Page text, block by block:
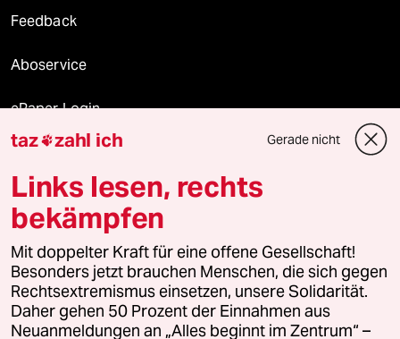
Feedback
Aboservice
ePaper Login
Downloads für Abonnierende
© 2026 taz Verlags und Vertriebs GmbH
Alle Rechte vorbehalten. Bei rechtlichen Fragen oder für Genehmigungen
wenden Sie sich bitte an
lizenzen@taz.de
Feedback Redaktionsstatut Kommune-Richtlinien
taz zahl ich Gerade nicht
Links lesen, rechts
bekämpfen
Mit doppelter Kraft für eine offene Gesellschaft!
Besonders jetzt brauchen Menschen, die sich gegen
Rechtsextremismus einsetzen, unsere Solidarität.
Daher gehen 50 Prozent der Einnahmen aus
Neuanmeldungen an „Alles beginnt im Zentrum“ –